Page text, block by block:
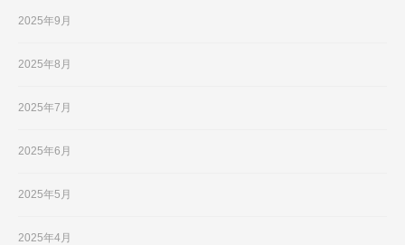
2025年9月
2025年8月
2025年7月
2025年6月
2025年5月
2025年4月